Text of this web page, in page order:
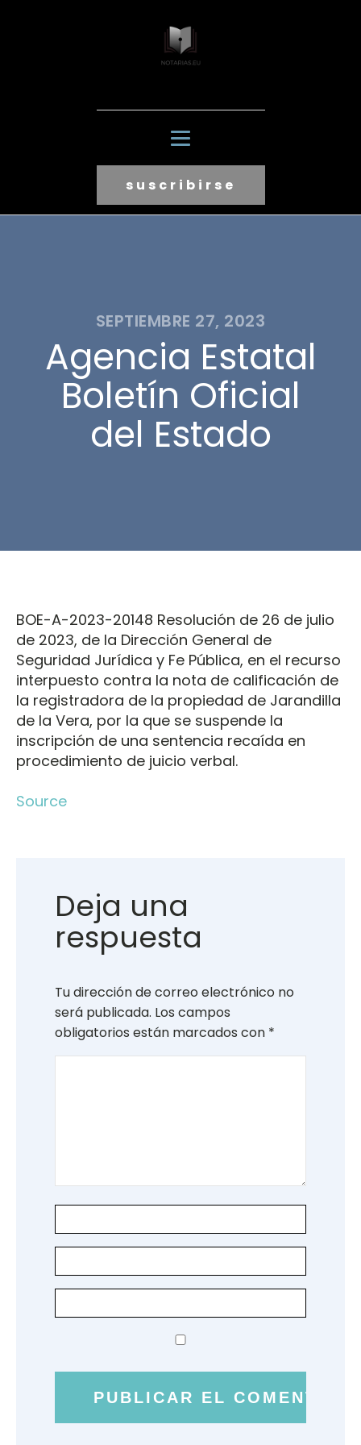
suscribirse
SEPTIEMBRE 27, 2023
Agencia Estatal
Boletín Oficial
del Estado
BOE-A-2023-20148 Resolución de 26 de julio
de 2023, de la Dirección General de
Seguridad Jurídica y Fe Pública, en el recurso
interpuesto contra la nota de calificación de
la registradora de la propiedad de Jarandilla
de la Vera, por la que se suspende la
inscripción de una sentencia recaída en
procedimiento de juicio verbal.
Source
Deja una
respuesta
Tu dirección de correo electrónico no
será publicada. Los campos
obligatorios están marcados con *